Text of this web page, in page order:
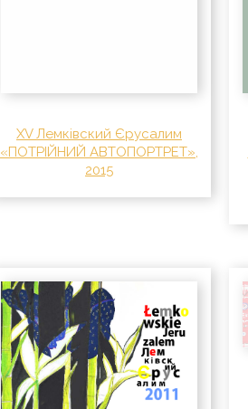
XV Лемківский Єрусалим
«ПОТРІЙНИЙ АВТОПОРТРЕТ»,
2015